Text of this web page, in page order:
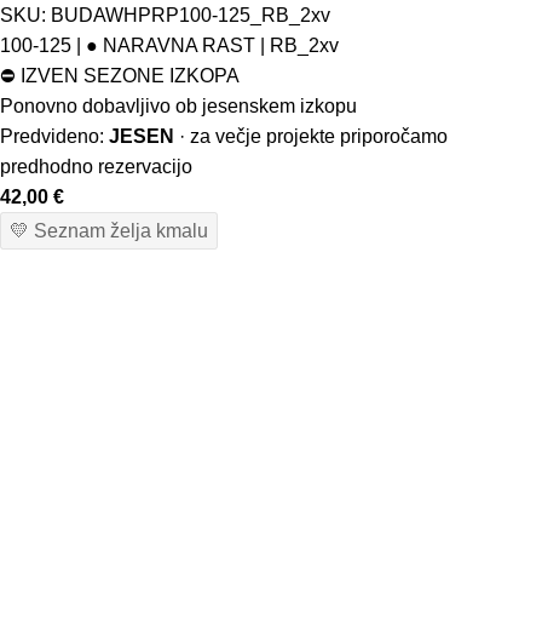
SKU: BUDAWHPRP100-125_RB_2xv
100-125 | ● NARAVNA RAST | RB_2xv
⛔ IZVEN SEZONE IZKOPA
Ponovno dobavljivo ob jesenskem izkopu
Predvideno: JESEN · za večje projekte priporočamo
predhodno rezervacijo
42,00 €
💛 Seznam želja kmalu